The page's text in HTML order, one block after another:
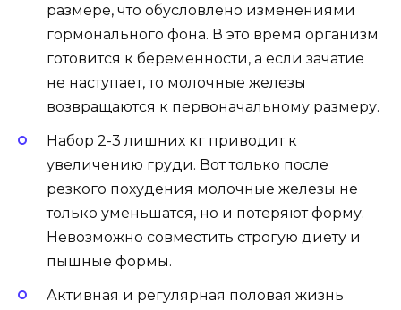
размере, что обусловлено изменениями
гормонального фона. В это время организм
готовится к беременности, а если зачатие
не наступает, то молочные железы
возвращаются к первоначальному размеру.
Набор 2-3 лишних кг приводит к
увеличению груди. Вот только после
резкого похудения молочные железы не
только уменьшатся, но и потеряют форму.
Невозможно совместить строгую диету и
пышные формы.
Активная и регулярная половая жизнь